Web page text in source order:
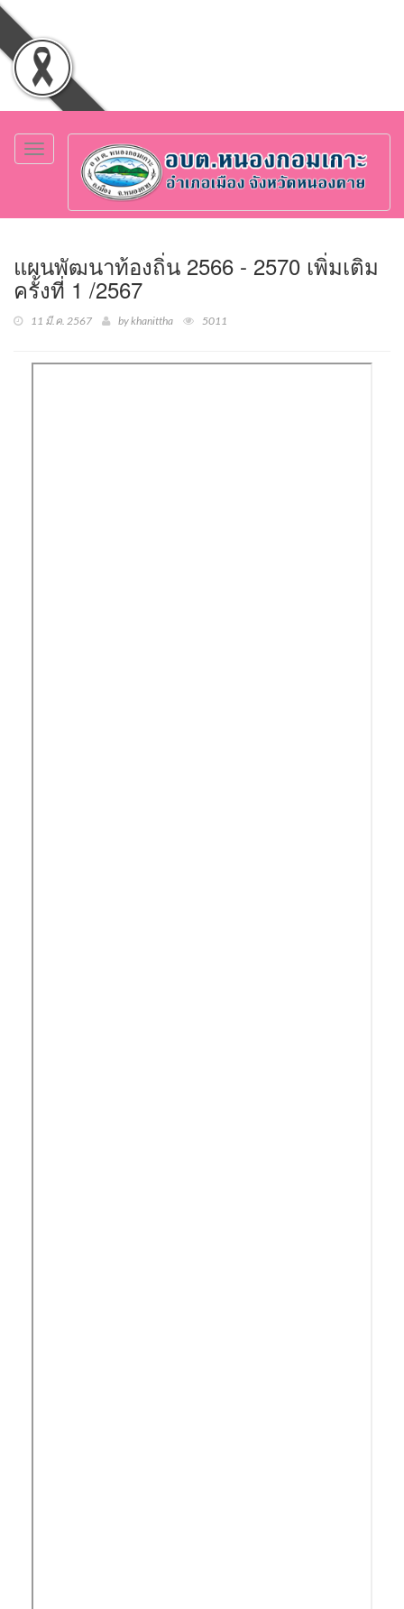
Toggle
navigation
แผนพัฒนาท้องถิ่น 2566 - 2570 เพิ่มเติม
ครั้งที่ 1 /2567
11 มี.ค. 2567 by khanittha 5011